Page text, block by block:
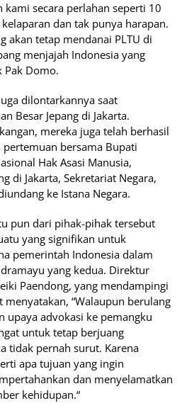
secara perlahan seperti 10
dan tak punya harapan.
akan tetap mendanai PLTU di
menjajah Indonesia yang
Pak Domo.
dilontarkannya saat
Besar Jepang di Jakarta.
mereka juga telah berhasil
bersama Bupati
Hak Asasi Manusia,
di Jakarta, Sekretariat Negara,
ke Istana Negara.
pun dari pihak-pihak tersebut
yang signifikan untuk
pemerintah Indonesia dalam
yang kedua. Direktur
Paendong, yang mendampingi
menyatakan, “Walaupun berulang
upaya advokasi ke pemangku
untuk tetap berjuang
tidak pernah surut. Karena
apa tujuan yang ingin
dan menyelamatkan
kehidupan.“